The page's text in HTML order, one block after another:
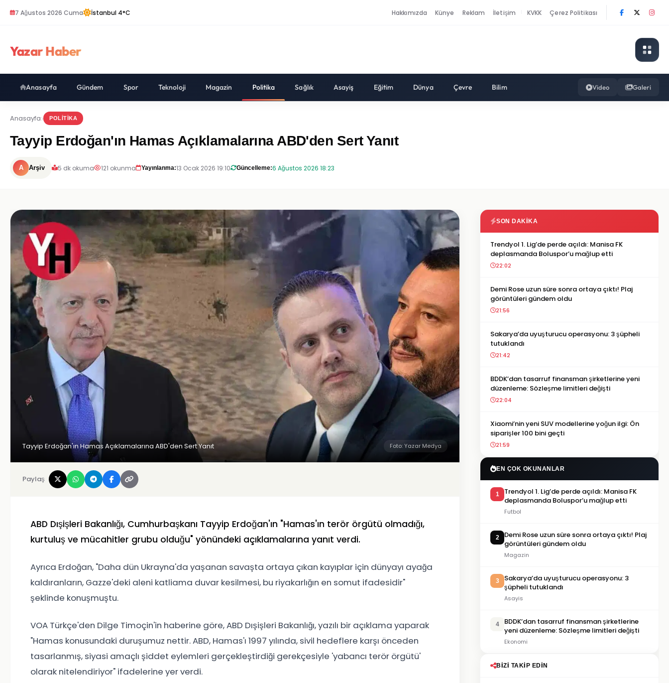
7 Ağustos 2026 Cuma İstanbul 4°C Hakkımızda Künye Reklam İletişim KVKK Çerez Politikası
Yazar Haber
Anasayfa Gündem Spor Teknoloji Magazin Politika Sağlık Asayiş Eğitim Dünya Çevre Bilim Video Galeri
Anasayfa POLITIKA
Tayyip Erdoğan'ın Hamas Açıklamalarına ABD'den Sert Yanıt
A Arşiv 5 dk okuma 121 okunma Yayınlanma:13 Ocak 2026 19:10 Güncelleme:6 Ağustos 2026 18:23
Tayyip Erdoğan'ın Hamas Açıklamalarına ABD'den Sert Yanıt Foto: Yazar Medya
Paylaş
ABD Dışişleri Bakanlığı, Cumhurbaşkanı Tayyip Erdoğan'ın "Hamas'ın terör örgütü olmadığı,
kurtuluş ve mücahitler grubu olduğu" yönündeki açıklamalarına yanıt verdi.
Ayrıca Erdoğan, "Daha dün Ukrayna'da yaşanan savaşta ortaya çıkan kayıplar için dünyayı ayağa
kaldıranların, Gazze'deki aleni katliama duvar kesilmesi, bu riyakarlığın en somut ifadesidir"
şeklinde konuşmuştu.
VOA Türkçe'den Dilge Timoçin'in haberine göre, ABD Dışişleri Bakanlığı, yazılı bir açıklama yaparak
"Hamas konusundaki duruşumuz nettir. ABD, Hamas'ı 1997 yılında, sivil hedeflere karşı önceden
tasarlanmış, siyasi amaçlı şiddet eylemleri gerçekleştirdiği gerekçesiyle 'yabancı terör örgütü'
olarak nitelendiriyor" ifadelerine yer verdi.
SON DAKIKA
Trendyol 1. Lig’de perde açıldı: Manisa FK
deplasmanda Boluspor’u mağlup etti
22:02
Demi Rose uzun süre sonra ortaya çıktı! Plaj
görüntüleri gündem oldu
21:56
Sakarya’da uyuşturucu operasyonu: 3 şüpheli
tutuklandı
21:42
BDDK’dan tasarruf finansman şirketlerine yeni
düzenleme: Sözleşme limitleri değişti
22:04
Xiaomi’nin yeni SUV modellerine yoğun ilgi: Ön
siparişler 100 bini geçti
21:59
EN ÇOK OKUNANLAR
1
Trendyol 1. Lig’de perde açıldı: Manisa FK
deplasmanda Boluspor’u mağlup etti
Futbol
2
Demi Rose uzun süre sonra ortaya çıktı! Plaj
görüntüleri gündem oldu
Magazin
3
Sakarya’da uyuşturucu operasyonu: 3
şüpheli tutuklandı
Asayis
4
BDDK’dan tasarruf finansman şirketlerine
yeni düzenleme: Sözleşme limitleri değişti
Ekonomi
BIZI TAKIP EDIN